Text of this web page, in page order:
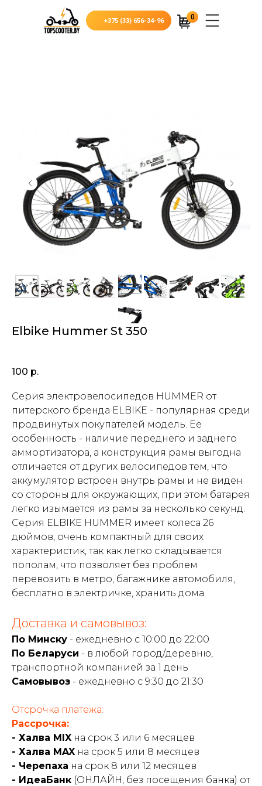
+375 (33) 656-34-96 0
Elbike Hummer St 350
100 р.
Серия электровелосипедов HUMMER от
питерского бренда ELBIKE - популярная среди
продвинутых покупателей модель. Ее
особенность - наличие переднего и заднего
аммортизатора, а конструкция рамы выгодна
отличается от других велосипедов тем, что
аккумулятор встроен внутрь рамы и не виден
со стороны для окружающих, при этом батарея
легко изымается из рамы за несколько секунд.
Серия ELBIKE HUMMER имеет колеса 26
дюймов, очень компактный для своих
характеристик, так как легко складывается
пополам, что позволяет без проблем
перевозить в метро, багажнике автомобиля,
бесплатно в электричке, хранить дома.
Доставка и самовывоз:
По Минску - ежедневно с 10:00 до 22:00
По Беларуси - в любой город/деревню,
транспортной компанией за 1 день
Самовывоз - ежедневно с 9:30 до 21:30
Отсрочка платежа:
Рассрочка:
- Халва MIX на срок 3 или 6 месяцев
- Халва MAX на срок 5 или 8 месяцев
- Черепаха на срок 8 или 12 месяцев
- ИдеаБанк (ОНЛАЙН, без посещения банка) от